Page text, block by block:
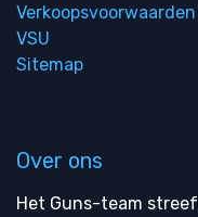
Verkoopsvoorwaarden
VSU
Sitemap
Over ons
Het Guns-team